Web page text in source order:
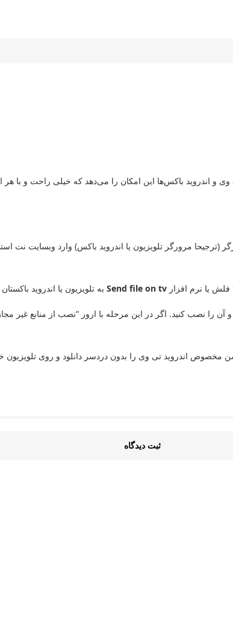
اندروید باکس‌ها این امکان را می‌دهد که خیلی راحت و با هر
مرورگر تلویزیون یا اندروید باکس) وارد وبسایت نت
Send file on tv به تلویزیون یا اندروید
و آن را نصب کنید. اگر در این مرحله با ارور “نصب از منابع
مخصوص اندروید تی وی را بدون دردسر دانلود و روی تلویزیون
ثبت دیدگاه